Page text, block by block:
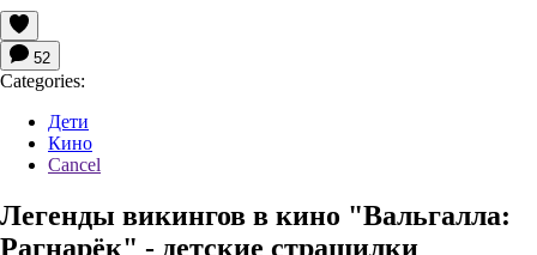
52
Categories:
Дети
Кино
Cancel
Легенды викингов в кино "Вальгалла:
Рагнарёк" - детские страшилки